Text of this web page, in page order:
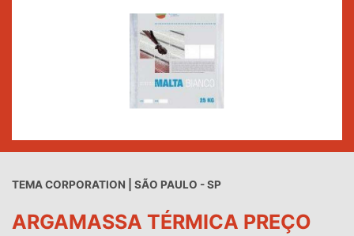
TEMA CORPORATION | SÃO PAULO - SP
ARGAMASSA TÉRMICA PREÇO